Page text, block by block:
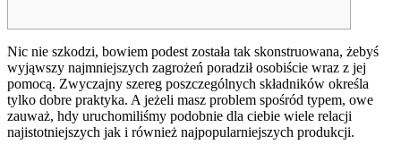
Nic nie szkodzi, bowiem podest została tak skonstruowana, żebyś
wyjąwszy najmniejszych zagrożeń poradził osobiście wraz z jej
pomocą. Zwyczajny szereg poszczególnych składników określa
tylko dobre praktyka. A jeżeli masz problem spośród typem, owe
zauważ, hdy uruchomiliśmy podobnie dla ciebie wiele relacji
najistotniejszych jak i również najpopularniejszych produkcji.